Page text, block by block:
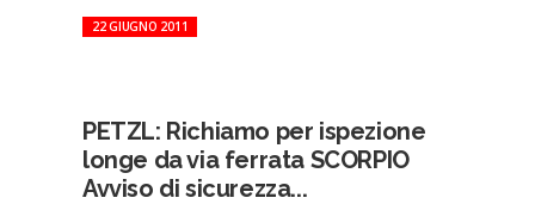
22 GIUGNO 2011
PETZL: Richiamo per ispezione
longe da via ferrata SCORPIO
Avviso di sicurezza...